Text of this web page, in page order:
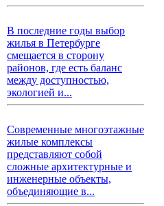
В последние годы выбор
жилья в Петербурге
смещается в сторону
районов, где есть баланс
между доступностью,
экологией и...
Современные многоэтажные
жилые комплексы
представляют собой
сложные архитектурные и
инженерные объекты,
объединяющие в...